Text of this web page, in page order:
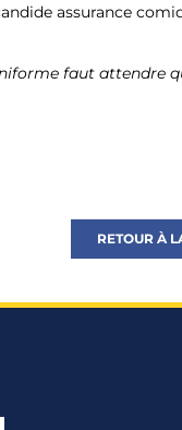
assurance
faut attendre
RETOUR À